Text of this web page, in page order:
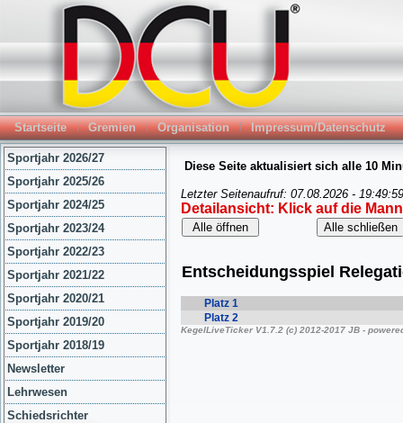
Startseite Gremien Organisation Impressum/Datenschutz
Sportjahr 2026/27
Sportjahr 2025/26
Sportjahr 2024/25
Sportjahr 2023/24
Sportjahr 2022/23
Sportjahr 2021/22
Sportjahr 2020/21
Sportjahr 2019/20
Sportjahr 2018/19
Newsletter
Lehrwesen
Schiedsrichter